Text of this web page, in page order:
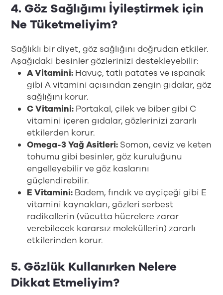
4. Göz Sağlığımı İyileştirmek için
Ne Tüketmeliyim?
Sağlıklı bir diyet, göz sağlığını doğrudan etkiler.
Aşağıdaki besinler gözlerinizi destekleyebilir:
A Vitamini: Havuç, tatlı patates ve ıspanak
gibi A vitamini açısından zengin gıdalar, göz
sağlığını korur.
C Vitamini: Portakal, çilek ve biber gibi C
vitamini içeren gıdalar, gözlerinizi zararlı
etkilerden korur.
Omega-3 Yağ Asitleri: Somon, ceviz ve keten
tohumu gibi besinler, göz kuruluğunu
engelleyebilir ve göz kaslarını
güçlendirebilir.
E Vitamini: Badem, fındık ve ayçiçeği gibi E
vitamini kaynakları, gözleri serbest
radikallerin (vücutta hücrelere zarar
verebilecek kararsız moleküllerin) zararlı
etkilerinden korur.
5. Gözlük Kullanırken Nelere
Dikkat Etmeliyim?